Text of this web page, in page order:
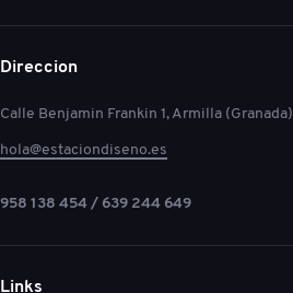
Direccion
Calle Benjamin Frankin 1, Armilla (Granada)
hola@estaciondiseno.es
958 138 454 / 639 244 649
Links